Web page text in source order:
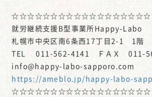
就労継続支援B型事業所Happy-Labo
札幌市中央区南6条西17丁目2-1 1階
TEL 011-562-4141 ＦＡＸ 011-
info@happy-labo-sapporo.com
https://ameblo.jp/happy-labo-